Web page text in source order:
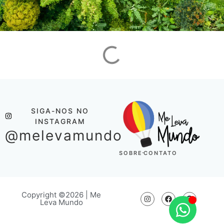
SIGA-NOS NO
INSTAGRAM
@melevamundo
SOBRE CONTATO
Copyright ©2026 | Me
Leva Mundo